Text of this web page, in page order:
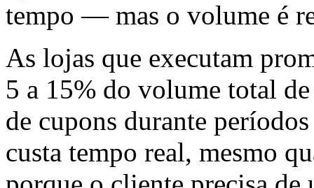
tempo — mas o volume é
As lojas que executam
5 a 15% do volume total
de cupons durante
custa tempo real, mesmo